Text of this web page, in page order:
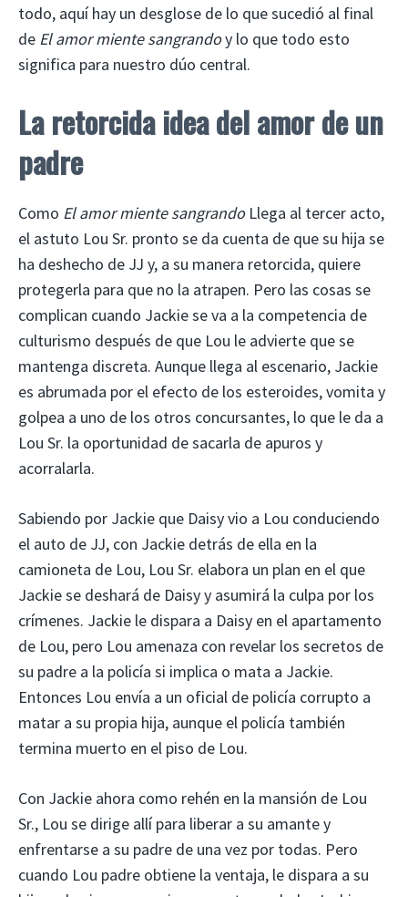
todo, aquí hay un desglose de lo que sucedió al final
de El amor miente sangrandoy lo que todo esto
significa para nuestro dúo central.
La retorcida idea del amor de un
padre
Como El amor miente sangrandoLlega al tercer acto,
el astuto Lou Sr. pronto se da cuenta de que su hija se
ha deshecho de JJ y, a su manera retorcida, quiere
protegerla para que no la atrapen. Pero las cosas se
complican cuando Jackie se va a la competencia de
culturismo después de que Lou le advierte que se
mantenga discreta. Aunque llega al escenario, Jackie
es abrumada por el efecto de los esteroides, vomita y
golpea a uno de los otros concursantes, lo que le da a
Lou Sr. la oportunidad de sacarla de apuros y
acorralarla.
Sabiendo por Jackie que Daisy vio a Lou conduciendo
el auto de JJ, con Jackie detrás de ella en la
camioneta de Lou, Lou Sr. elabora un plan en el que
Jackie se deshará de Daisy y asumirá la culpa por los
crímenes. Jackie le dispara a Daisy en el apartamento
de Lou, pero Lou amenaza con revelar los secretos de
su padre a la policía si implica o mata a Jackie.
Entonces Lou envía a un oficial de policía corrupto a
matar a su propia hija, aunque el policía también
termina muerto en el piso de Lou.
Con Jackie ahora como rehén en la mansión de Lou
Sr., Lou se dirige allí para liberar a su amante y
enfrentarse a su padre de una vez por todas. Pero
cuando Lou padre obtiene la ventaja, le dispara a su